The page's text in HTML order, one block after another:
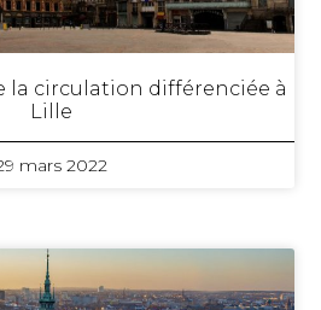
la circulation différenciée à
Lille
mars 2022